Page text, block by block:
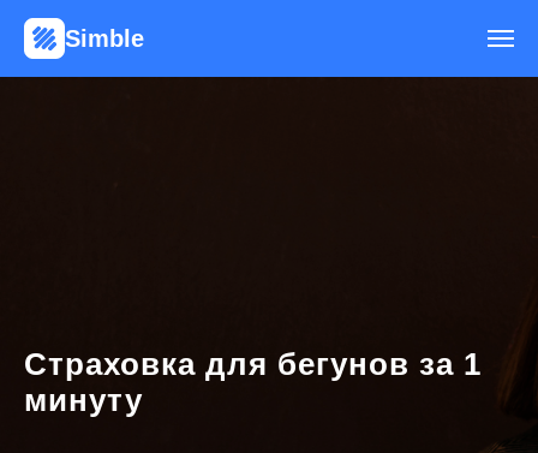
Simble
Страховка для бегунов за 1
минуту